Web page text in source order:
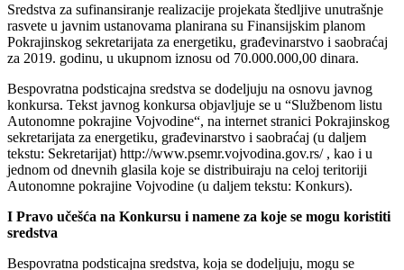
Sredstva za sufinansiranje realizacije projekata štedljive unutrašnje
rasvete u javnim ustanovama planirana su Finansijskim planom
Pokrajinskog sekretarijata za energetiku, građevinarstvo i saobraćaj
za 2019. godinu, u ukupnom iznosu od 70.000.000,00 dinara.
Bespovratna podsticajna sredstva se dodeljuju na osnovu javnog
konkursa. Tekst javnog konkursa objavljuje se u “Službenom listu
Autonomne pokrajine Vojvodine“, na internet stranici Pokrajinskog
sekretarijata za energetiku, građevinarstvo i saobraćaj (u daljem
tekstu: Sekretarijat) http://www.psemr.vojvodina.gov.rs/ , kao i u
jednom od dnevnih glasila koje se distribuiraju na celoj teritoriji
Autonomne pokrajine Vojvodine (u daljem tekstu: Konkurs).
I Pravo učešća na Konkursu i namene za koje se mogu koristiti
sredstva
Bespovratna podsticajna sredstva, koja se dodeljuju, mogu se